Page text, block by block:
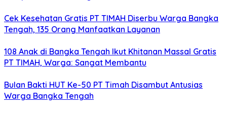
Cek Kesehatan Gratis PT TIMAH Diserbu Warga Bangka
Tengah, 135 Orang Manfaatkan Layanan
108 Anak di Bangka Tengah Ikut Khitanan Massal Gratis
PT TIMAH, Warga: Sangat Membantu
Bulan Bakti HUT Ke-50 PT Timah Disambut Antusias
Warga Bangka Tengah